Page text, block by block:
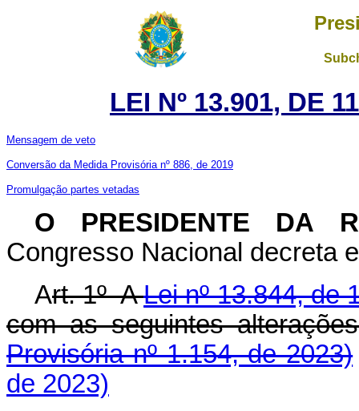
LEI Nº 13.901, DE
Mensagem de veto
Conversão da Medida Provisória nº 886, de 2019
Promulgação partes vetadas
O PRESIDENTE DA
Congresso Nacional decreta
Art. 1º ALei nº 13.844, de
com as seguintes
Provisória nº 1.154, de 2023)
de 2023)